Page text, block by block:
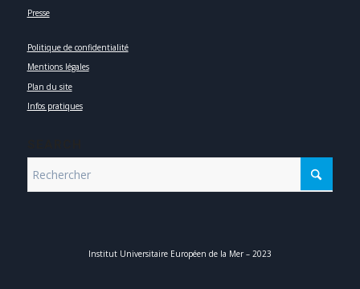
Presse
Politique de confidentialité
Mentions légales
Plan du site
Infos pratiques
Institut Universitaire Européen de la Mer – 2023